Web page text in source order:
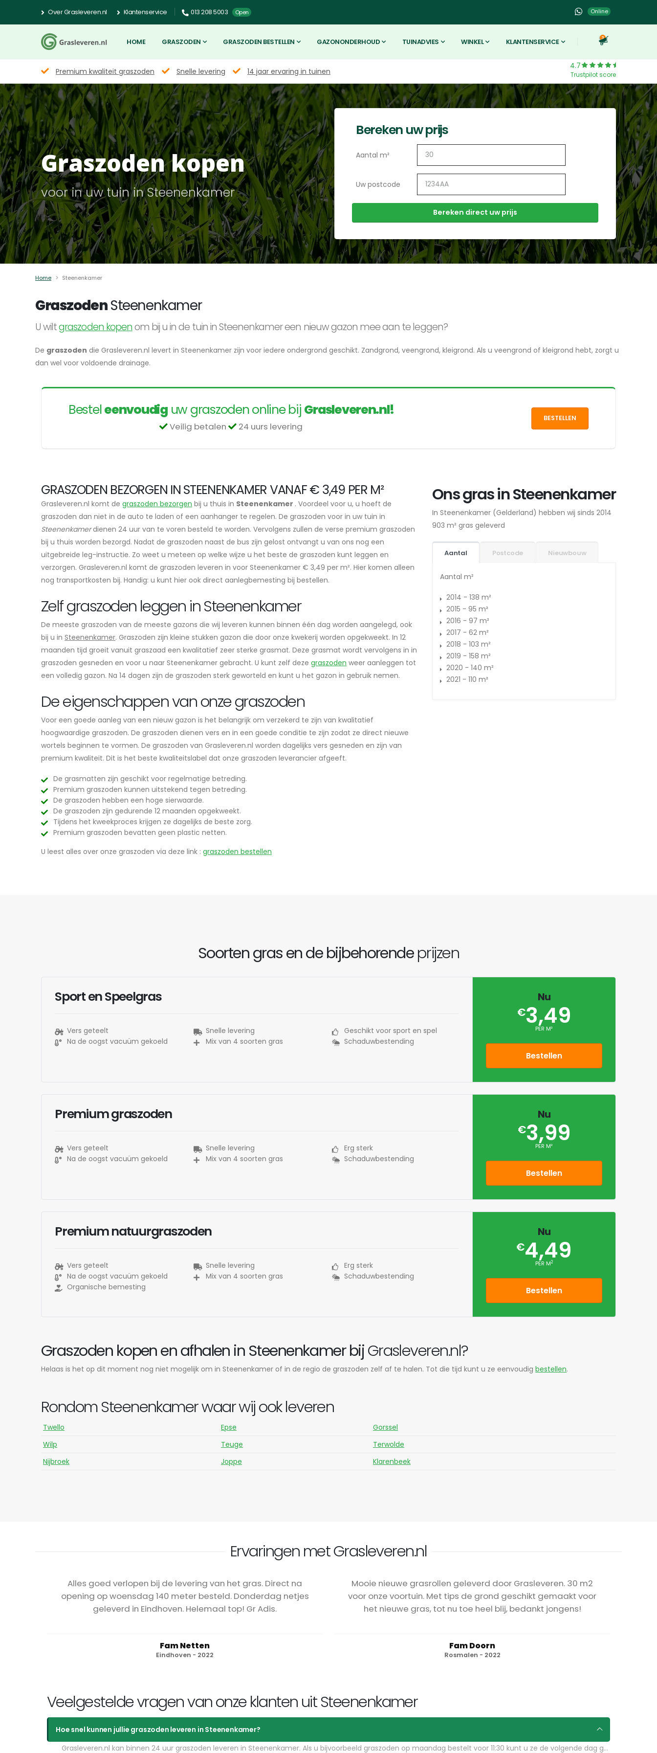
Over Grasleveren.nl Klantenservice 013 208 5003 Open Online
HOME GRASZODEN GRASZODEN BESTELLEN GAZONONDERHOUD TUINADVIES WINKEL KLANTENSERVICE 3
Premium kwaliteit graszoden Snelle levering 14 jaar ervaring in tuinen
4.7
Trustpilot score
Graszoden kopen
voor in uw tuin in Steenenkamer
Bereken uw prijs
Aantal m²
Uw postcode
Home Steenenkamer
GraszodenSteenenkamer
U wiltgraszoden kopenom bij u in de tuin in Steenenkamer een nieuw gazon mee aan te leggen?
De graszoden die Grasleveren.nl levert in Steenenkamer zijn voor iedere ondergrond geschikt. Zandgrond, veengrond, kleigrond. Als u veengrond of kleigrond hebt, zorgt u
dan wel voor voldoende drainage.
Besteleenvoudiguw graszoden online bij Grasleveren.nl!
Veilig betalen 24 uurs levering
BESTELLEN
GRASZODEN BEZORGEN IN STEENENKAMER VANAF € 3,49 PER M²
Grasleveren.nl komt de graszoden bezorgen bij u thuis in Steenenkamer . Voordeel voor u, u hoeft de
graszoden dan niet in de auto te laden of een aanhanger te regelen. De graszoden voor in uw tuin in
Steenenkamerdienen 24 uur van te voren besteld te worden. Vervolgens zullen de verse premium graszoden
bij u thuis worden bezorgd. Nadat de graszoden naast de bus zijn gelost ontvangt u van ons nog een
uitgebreide leg-instructie. Zo weet u meteen op welke wijze u het beste de graszoden kunt leggen en
verzorgen. Grasleveren.nl komt de graszoden leveren in voor Steenenkamer € 3,49 per m². Hier komen alleen
nog transportkosten bij. Handig: u kunt hier ook direct aanlegbemesting bij bestellen.
Zelf graszoden leggen in Steenenkamer
De meeste graszoden van de meeste gazons die wij leveren kunnen binnen één dag worden aangelegd, ook
bij u in Steenenkamer. Graszoden zijn kleine stukken gazon die door onze kwekerij worden opgekweekt. In 12
maanden tijd groeit vanuit graszaad een kwalitatief zeer sterke grasmat. Deze grasmat wordt vervolgens in in
graszoden gesneden en voor u naar Steenenkamer gebracht. U kunt zelf deze graszoden weer aanleggen tot
een volledig gazon. Na 14 dagen zijn de graszoden sterk geworteld en kunt u het gazon in gebruik nemen.
De eigenschappen van onze graszoden
Voor een goede aanleg van een nieuw gazon is het belangrijk om verzekerd te zijn van kwalitatief
hoogwaardige graszoden. De graszoden dienen vers en in een goede conditie te zijn zodat ze direct nieuwe
wortels beginnen te vormen. De graszoden van Grasleveren.nl worden dagelijks vers gesneden en zijn van
premium kwaliteit. Dit is het beste kwaliteitslabel dat onze graszoden leverancier afgeeft.
De grasmatten zijn geschikt voor regelmatige betreding.
Premium graszoden kunnen uitstekend tegen betreding.
De graszoden hebben een hoge sierwaarde.
De graszoden zijn gedurende 12 maanden opgekweekt.
Tijdens het kweekproces krijgen ze dagelijks de beste zorg.
Premium graszoden bevatten geen plastic netten.
U leest alles over onze graszoden via deze link : graszoden bestellen
Ons gras in Steenenkamer
In Steenenkamer (Gelderland) hebben wij sinds 2014
903 m² gras geleverd
Aantal Postcode Nieuwbouw
Aantal m²
2014 - 138 m²
2015 - 95 m²
2016 - 97 m²
2017 - 62 m²
2018 - 103 m²
2019 - 158 m²
2020 - 140 m²
2021 - 110 m²
Soorten gras en de bijbehorendeprijzen
Sport en Speelgras
Vers geteelt
Na de oogst vacuüm gekoeld
Snelle levering
Mix van 4 soorten gras
Geschikt voor sport en spel
Schaduwbestending
Nu
€3,49
PER M²
Bestellen
Premium graszoden
Vers geteelt
Na de oogst vacuüm gekoeld
Snelle levering
Mix van 4 soorten gras
Erg sterk
Schaduwbestending
Nu
€3,99
PER M²
Bestellen
Premium natuurgraszoden
Vers geteelt
Na de oogst vacuüm gekoeld
Organische bemesting
Snelle levering
Mix van 4 soorten gras
Erg sterk
Schaduwbestending
Nu
€4,49
PER M2
Bestellen
Graszoden kopen en afhalen in Steenenkamer bijGrasleveren.nl?
Helaas is het op dit moment nog niet mogelijk om in Steenenkamer of in de regio de graszoden zelf af te halen. Tot die tijd kunt u ze eenvoudig bestellen.
Rondom Steenenkamer waar wij ook leveren
Twello Epse
Gorssel
Wilp
Teuge
Terwolde
Nijbroek
Joppe Klarenbeek
Ervaringen met Grasleveren.nl
Alles goed verlopen bij de levering van het gras. Direct na
opening op woensdag 140 meter besteld. Donderdag netjes
geleverd in Eindhoven. Helemaal top! Gr Adis.
Fam Netten
Eindhoven - 2022
Mooie nieuwe grasrollen geleverd door Grasleveren. 30 m2
voor onze voortuin. Met tips de grond geschikt gemaakt voor
het nieuwe gras, tot nu toe heel blij, bedankt jongens!
Fam Doorn
Rosmalen - 2022
Veelgestelde vragen van onze klanten uit Steenenkamer
Hoe snel kunnen jullie graszoden leveren in Steenenkamer?
Grasleveren.nl kan binnen 24 uur graszoden leveren in Steenenkamer. Als u bijvoorbeeld graszoden op maandag bestelt voor 11:30 kunt u ze de volgende dag geleverd krijgen. Kijk voor de actuele leverdagen op de pagina